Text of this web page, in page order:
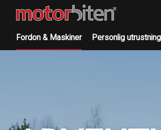
Fordon & Maskiner Personlig utrustning